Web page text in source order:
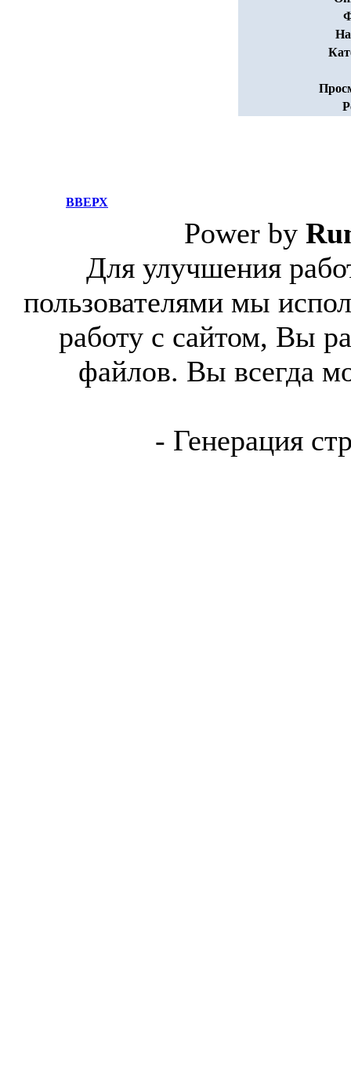
ВВЕРХ
Power by
Для улучшения
пользователями мы
работу с сайтом, Вы
файлов. Вы всегда
- Генерация